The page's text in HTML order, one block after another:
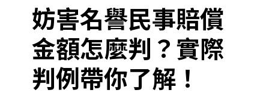
妨害名譽民事賠償
金額怎麼判？實際
判例帶你了解！